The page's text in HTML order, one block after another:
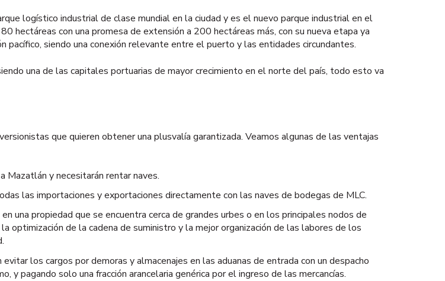
logístico industrial de clase mundial en la ciudad y es el nuevo parque industrial en el
hectáreas con una promesa de extensión a 200 hectáreas más, con su nueva etapa ya
pacífico, siendo una conexión relevante entre el puerto y las entidades circundantes.
una de las capitales portuarias de mayor crecimiento en el norte del país, todo esto va
que quieren obtener una plusvalía garantizada. Veamos algunas de las ventajas
Mazatlán y necesitarán rentar naves.
las importaciones y exportaciones directamente con las naves de bodegas de MLC.
una propiedad que se encuentra cerca de grandes urbes o en los principales nodos de
optimización de la cadena de suministro y la mejor organización de las labores de los
los cargos por demoras y almacenajes en las aduanas de entrada con un despacho
y pagando solo una fracción arancelaria genérica por el ingreso de las mercancías.